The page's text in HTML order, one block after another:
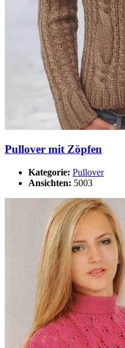
Pullover mit Zöpfen
Kategorie: Pullover
Ansichten: 5003